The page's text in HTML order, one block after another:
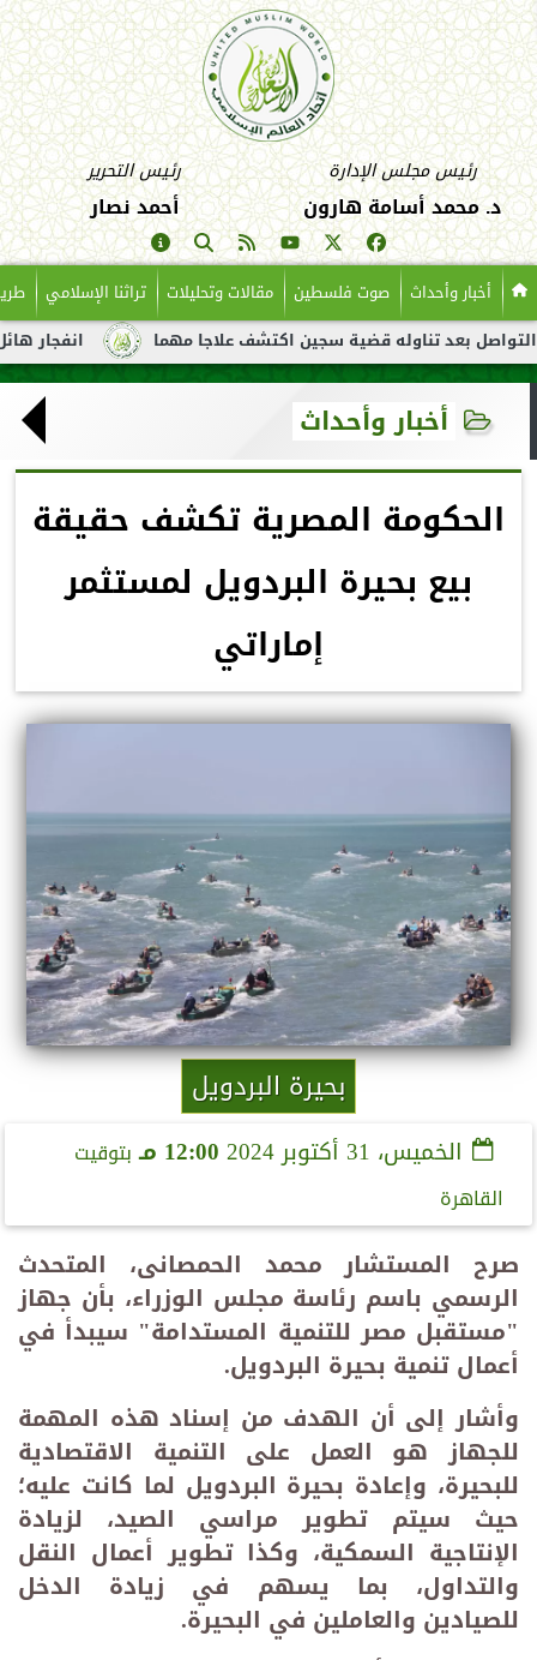
رئيس مجلس الإدارة
د. محمد أسامة هارون
رئيس التحرير
أحمد نصار
أخبار وأحداث صوت فلسطين مقالات وتحليلات تراثنا الإسلامي
انفجار هائل لناقلة تناوله قضية سجين اكتشف علاجا مهما
أخبار وأحداث
الحكومة المصرية تكشف حقيقة
بيع بحيرة البردويل لمستثمر
إماراتي
بحيرة البردويل
الخميس، 31 أكتوبر 2024 12:00 مـ
بتوقيت
القاهرة
صرح المستشار محمد الحمصانى، المتحدث
الرسمي باسم رئاسة مجلس الوزراء، بأن جهاز
"مستقبل مصر للتنمية المستدامة" سيبدأ في
أعمال تنمية بحيرة البردويل.
وأشار إلى أن الهدف من إسناد هذه المهمة
للجهاز هو العمل على التنمية الاقتصادية
للبحيرة، وإعادة بحيرة البردويل لما كانت عليه؛
حيث سيتم تطوير مراسي الصيد، لزيادة
الإنتاجية السمكية، وكذا تطوير أعمال النقل
والتداول، بما يسهم في زيادة الدخل
للصيادين والعاملين في البحيرة.